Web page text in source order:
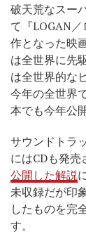
破天荒なスー
て『LOGAN
作となった映
は全世界に先
は全世界的な
今年の全世界
本でも今年公
サウンドトラ
にはCDも発売
公開した解説
未収録だが印
したものを完
す。